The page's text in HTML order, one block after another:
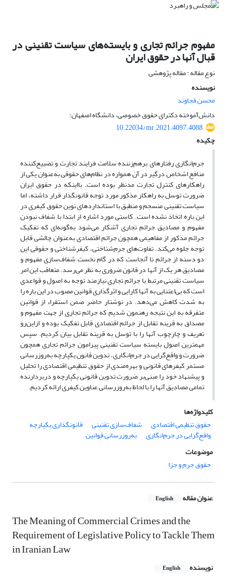
مفهوم جرائم تجاری و بایسته‌های سیاست تقنینی در
قبال آنها در حقوق ایران
نوع مقاله : مقاله پژوهشی
نویسنده
محسن قجاوند
دانش‌آموخته دکترای حقوق خصوصی، دانشگاه اصفهان؛
10.22034/mr.2021.4097.4088
چکیده
جرم‌انگاری رفتارهای بر‌هم‌زننده سلامت فرایند تجارت و تضییع‌کننده
منافع اشخاص درگیر در آن همواره در نظام‌های حقوقی به‌عنوان یکی از
راهکارهای کنترل تجارت مدنظر بوده است. با‌اینکه در حقوق ایران
ضرورت توسل به راهکار مذکور مورد توجه قانونگذار قرار داشته، اما
سیاست تقنینی منسجم و منطبق با استانداردهای نوین حقوق کیفری در
این باره اتخاذ نشده است. کاستی مورد اشاره از ابتدا با شفاف نبودن
مفهوم و مصادیق جرائم تجاری آشکار می‌شود به‌گونه‌ای که تفکیک
جرائم مذکور از مفاهیمی همچون جرائم اقتصادی به‌عنوان چالشی قابل
توجه جلوه می‌کند. تفاوت‌های جرم‌شناختی، کیفرشناختی و حقوقی این
دو دسته از جرائم تا آنجاست که در گام نخست شفاف‌سازی مفهوم و
مصادیق هر یک از آنها در قانون ضروری به نظر می‌رسد. متعاقب این امر
سیاست تقنینی مرتبط با جرائم تجاری نیازمند توجه به اصول و قواعدی
است که بی‌اعتنایی به آنها کارایی و اثرگذاری قوانین مصوب در این باره را
به شدت کاهش می‌دهد. در نوشتار حاضر ضمن استقراء از قوانین
متفرقه به این نتیجه رهنمون شدیم که جرائم تجاری از جهت مفهوم و
مصداق به قرینه تقابل از جرائم اقتصادی قابل تفکیک بوده و ازاین‌رو
تعریف و چارچوب آنها را با توسل به قرینه تقابل بیان کردیم. سپس
مهمترین اصول بایسته سیاست تقنینی پیرامون جرائم تجاری همچون
ضرورت و واقع‌گرایی در جرم‌انگاری، تدوین قانون یکپارچه به‌روزرسانی
مستمر کیفرهای قانونی و بهره‌مندی از حقوق تنظیمی اقتصادی را تحلیل
و پیشنهاد خود را مبنی‌بر ضرورت تدوین قانونی یکپارچه و دربردارنده
تمامی مصادیق آنها را با لحاظ به‌روزرسانی عناوین کیفری ارائه کردیم.
کلیدواژه‌ها
حقوق تنظیمی اقتصادی
شفاف‌سازی تقنینی قانونگذاری یکپارچه
واقع‌گرایی در جرم‌انگاری
به‌روزرسانی قوانین
موضوعات
حقوق جرم و جزا
عنوان مقاله English
The Meaning of Commercial Crimes and the
Requirement of Legislative Policy to Tackle Them
in Iranian Law
نویسنده English